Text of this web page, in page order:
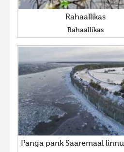
Rahaallikas
Rahaallikas
Panga pank Saaremaal